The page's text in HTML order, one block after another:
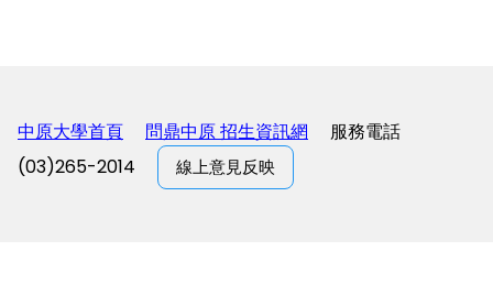
中原大學首頁 問鼎中原 招生資訊網
服務電話
(03)265-2014
線上意見反映